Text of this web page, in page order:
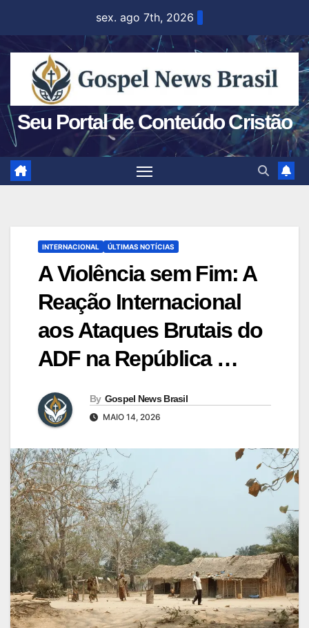
content
sex. ago 7th, 2026
Seu Portal de Conteúdo Cristão
INTERNACIONAL ÚLTIMAS NOTÍCIAS
A Violência sem Fim: A
Reação Internacional
aos Ataques Brutais do
ADF na República …
By Gospel News Brasil
MAIO 14, 2026